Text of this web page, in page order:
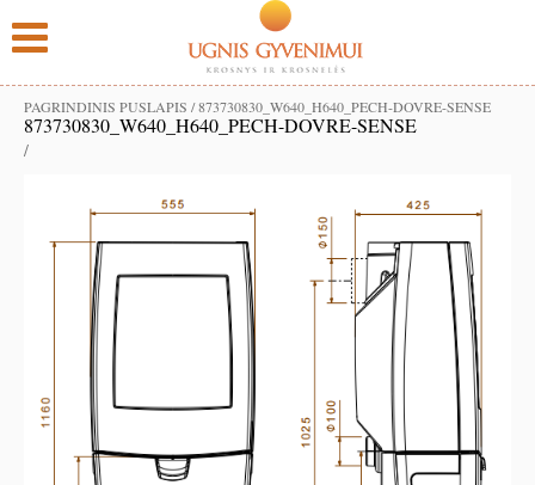
PAGRINDINIS PUSLAPIS /873730830_W640_H640_PECH-DOVRE-SENSE
873730830_W640_H640_PECH-DOVRE-SENSE
/